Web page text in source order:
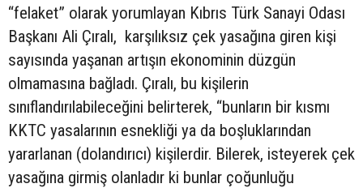
“felaket” olarak yorumlayan Kıbrıs Türk Sanayi Odası
Başkanı Ali Çıralı, karşılıksız çek yasağına giren kişi
sayısında yaşanan artışın ekonominin düzgün
olmamasına bağladı. Çıralı, bu kişilerin
sınıflandırılabileceğini belirterek, “bunların bir kısmı
KKTC yasalarının esnekliği ya da boşluklarından
yararlanan (dolandırıcı) kişilerdir. Bilerek, isteyerek çek
yasağına girmiş olanladır ki bunlar çoğunluğu